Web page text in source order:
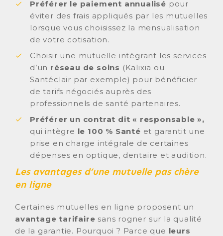
Préférer le paiement annualisé pour
éviter des frais appliqués par les mutuelles
lorsque vous choisissez la mensualisation
de votre cotisation.
Choisir une mutuelle intégrant les services
d’un réseau de soins (Kalixia ou
Santéclair par exemple) pour bénéficier
de tarifs négociés auprès des
professionnels de santé partenaires.
Préférer un contrat dit « responsable »,
qui intègre le 100 % Santé et garantit une
prise en charge intégrale de certaines
dépenses en optique, dentaire et audition.
Les avantages d’une mutuelle pas chère
en ligne
Certaines mutuelles en ligne proposent un
avantage tarifaire sans rogner sur la qualité
de la garantie. Pourquoi ? Parce que leurs